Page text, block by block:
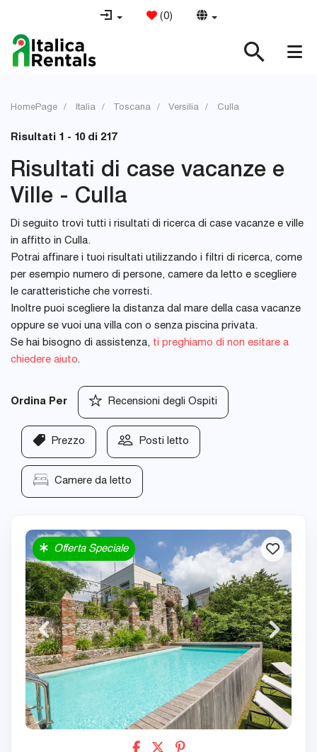
(0)
HomePage Italia Toscana Versilia Culla
Risultati 1 - 10 di 217
Risultati di case vacanze e
Ville - Culla
Di seguito trovi tutti i risultati di ricerca di case vacanze e ville
in affitto in Culla.
Potrai affinare i tuoi risultati utilizzando i filtri di ricerca, come
per esempio numero di persone, camere da letto e scegliere
le caratteristiche che vorresti.
Inoltre puoi scegliere la distanza dal mare della casa vacanze
oppure se vuoi una villa con o senza piscina privata.
Se hai bisogno di assistenza, ti preghiamo di non esitare a
chiedere aiuto.
Ordina Per Recensioni degli Ospiti
Prezzo Posti letto
Camere da letto
Offerta Speciale